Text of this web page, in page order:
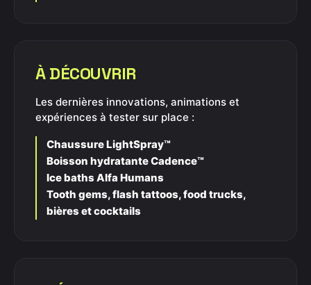
À DÉCOUVRIR
Les dernières innovations, animations et
expériences à tester sur place :
Chaussure LightSpray™
Boisson hydratante Cadence™
Ice baths Alfa Humans
Tooth gems, flash tattoos, food trucks,
bières et cocktails